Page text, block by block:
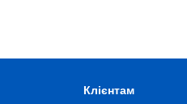
Клієнтам